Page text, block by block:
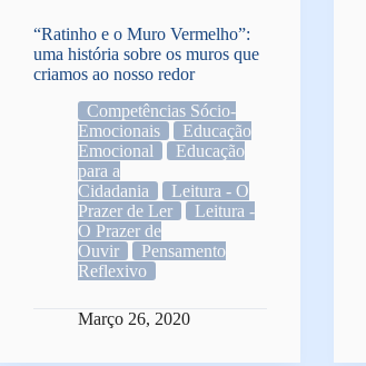
“Ratinho e o Muro Vermelho”:
uma história sobre os muros que
criamos ao nosso redor
Competências Sócio-
Emocionais
Educação
Emocional
Educação
para a
Cidadania
Leitura - O
Prazer de Ler
Leitura -
O Prazer de
Ouvir
Pensamento
Reflexivo
Março 26, 2020